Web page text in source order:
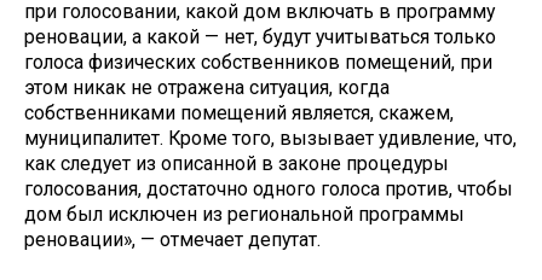
при голосовании, какой дом включать в программу
реновации, а какой — нет, будут учитываться только
голоса физических собственников помещений, при
этом никак не отражена ситуация, когда
собственниками помещений является, скажем,
муниципалитет. Кроме того, вызывает удивление, что,
как следует из описанной в законе процедуры
голосования, достаточно одного голоса против, чтобы
дом был исключен из региональной программы
реновации», — отмечает депутат.